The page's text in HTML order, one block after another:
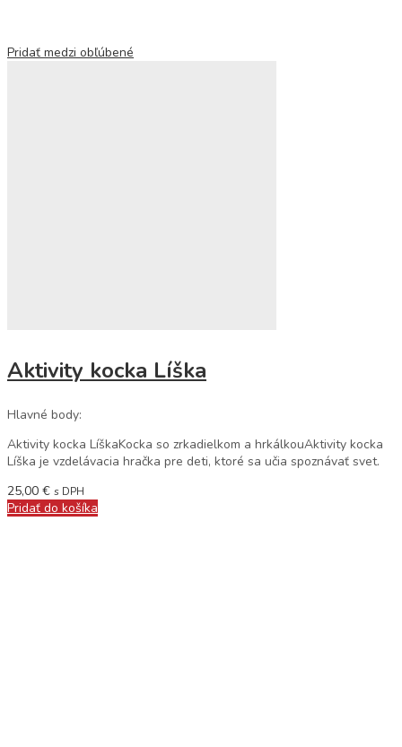
Pridať medzi obľúbené
Aktivity kocka Líška
Hlavné body:
Aktivity kocka LíškaKocka so zrkadielkom a hrkálkouAktivity kocka
Líška je vzdelávacia hračka pre deti, ktoré sa učia spoznávať svet.
25,00 € s DPH
Pridať do košíka